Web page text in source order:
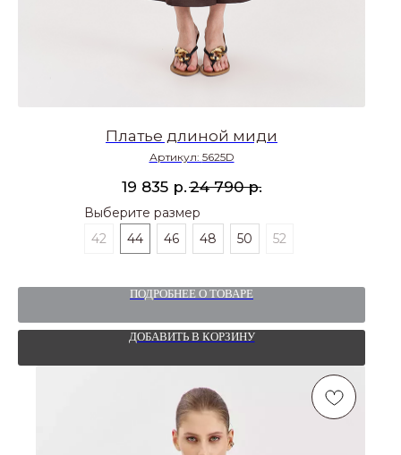
Платье длиной миди
Артикул: 5625D
19 835 р.24 790 р.
Выберите размер
42
44 46 48 50 52
ПОДРОБНЕЕ О ТОВАРЕ
ДОБАВИТЬ В КОРЗИНУ